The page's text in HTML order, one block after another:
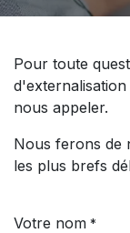
Pour toute
nous appeler.
Nous ferons de
les plus brefs
Votre nom *